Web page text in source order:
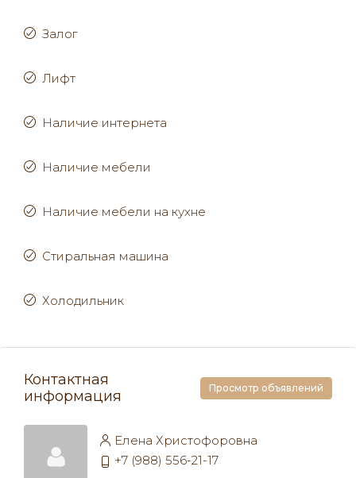
Залог
Лифт
Наличие интернета
Наличие мебели
Наличие мебели на кухне
Стиральная машина
Холодильник
Контактная
информация
Просмотр объявлений
Елена Христофоровна
+7 (988) 556-21-17